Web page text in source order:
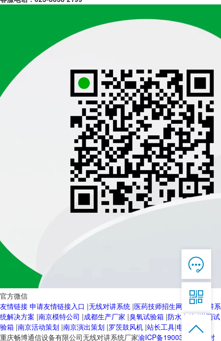
官方微信
友情链接 申请友情链接入口 |无线对讲系统 |医药技师招生网
无线对讲系
统解决方案 |南京模特公司 |成都生产厂家 |臭氧试验箱 |防水套管|淋雨试
验箱 |南京活动策划 |南京演出策划 |罗茨鼓风机 |站长工具|电动球阀
重庆畅博通信设备有限公司无线对讲系统厂家渝ICP备19003103号-2 对



服务热线
恭候聆听，023-86382199手机直接点击
拨打

